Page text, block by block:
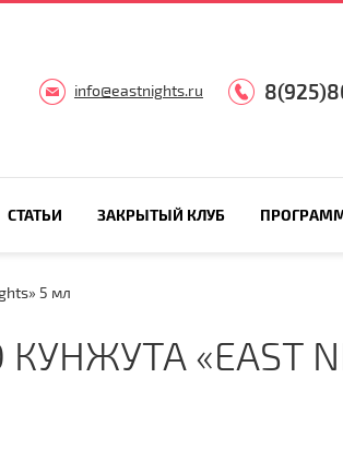
info@eastnights.ru
СТАТЬИ ЗАКРЫТЫЙ КЛУБ
5 мл
«EAST